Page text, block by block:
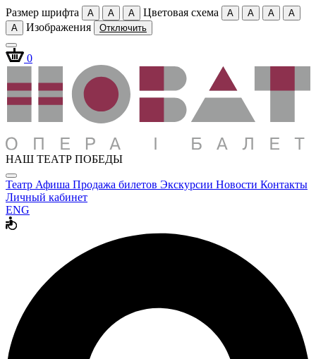
Размер шрифта A A A Цветовая схема A A A
A
A
Изображения Отключить
0
НАШ ТЕАТР ПОБЕДЫ
Театр Афиша Продажа билетов Экскурсии Новости Контакты
Личный кабинет
ENG